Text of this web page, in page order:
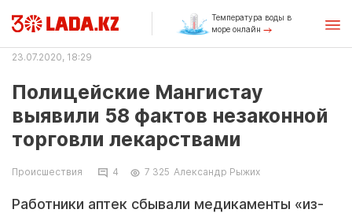
Температура воды в
море онлайн
23.07.2020, 18:29
Полицейские Мангистау
выявили 58 фактов незаконной
торговли лекарствами
Происшествия 4 7 325 Александр Рыжих
Работники аптек сбывали медикаменты «из-